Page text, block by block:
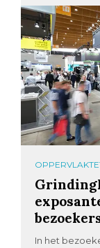
In het